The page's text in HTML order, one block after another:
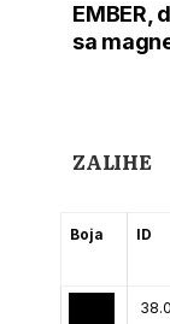
EMBER,
sa
ZALIHE
Boja ID